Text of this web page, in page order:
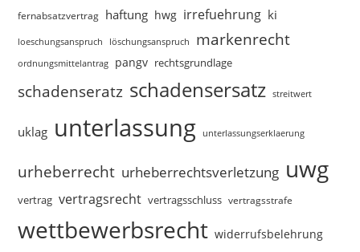
fernabsatzvertrag haftung hwg irrefuehrung ki
loeschungsanspruch löschungsanspruch markenrecht
ordnungsmittelantrag pangv rechtsgrundlage
schadenseratz schadensersatz streitwert
uklag unterlassung unterlassungserklaerung
urheberrecht urheberrechtsverletzung uwg
vertrag vertragsrecht vertragsschluss vertragsstrafe
wettbewerbsrecht widerrufsbelehrung